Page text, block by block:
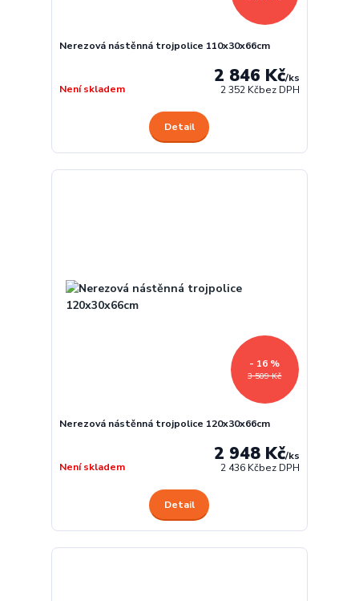
Nerezová nástěnná trojpolice 110x30x66cm
2 846 Kč/ks
2 352 Kčbez DPH
Není skladem
Detail
3 509 Kč
- 16 %
Nerezová nástěnná trojpolice 120x30x66cm
2 948 Kč/ks
2 436 Kčbez DPH
Není skladem
Detail